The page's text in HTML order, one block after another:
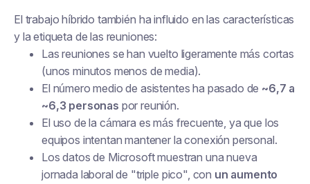
El trabajo híbrido también ha influido en las características
y la etiqueta de las reuniones:
Las reuniones se han vuelto ligeramente más cortas
(unos minutos menos de media).
El número medio de asistentes ha pasado de ~6,7 a
~6,3 personas por reunión.
El uso de la cámara es más frecuente, ya que los
equipos intentan mantener la conexión personal.
Los datos de Microsoft muestran una nueva
jornada laboral de "triple pico", con un aumento